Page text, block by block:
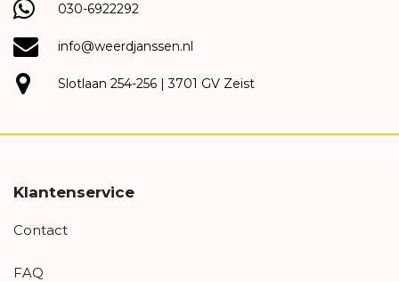
030-6922292
info@weerdjanssen.nl
Slotlaan 254-256 | 3701 GV Zeist
Klantenservice
Contact
FAQ